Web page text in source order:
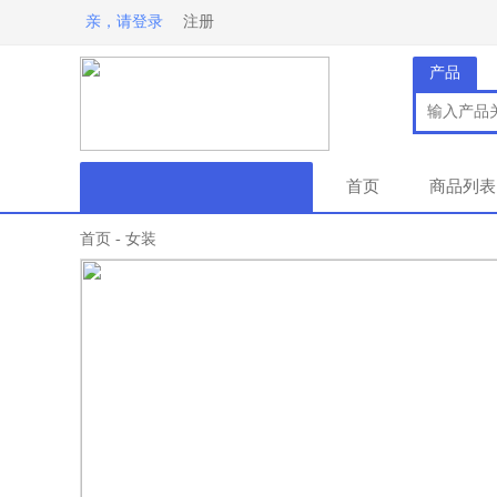
亲，请登录 注册
产品
首页 商品列表
首页 女装